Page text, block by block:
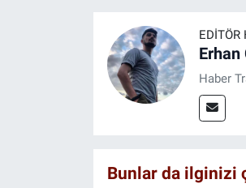
EDITÖR
Erhan
Haber
Bunlar da ilginizi